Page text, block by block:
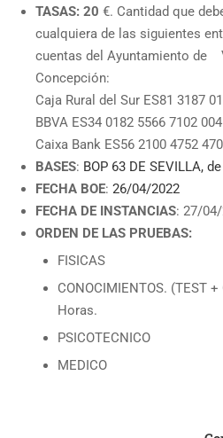
TASAS: 20 €. Cantidad que
cualquiera de las siguientes
cuentas del Ayuntamiento de
Concepción:
Caja Rural del Sur ES81 3187
BBVA ES34 0182 5566 7102
Caixa Bank ES56 2100 4752
BASES: BOP 63 DE SEVILLA,
FECHA BOE: 26/04/2022
FECHA DE INSTANCIAS: 27/
ORDEN DE LAS PRUEBAS:
FISICAS
CONOCIMIENTOS. (TEST
Horas.
PSICOTECNICO
MEDICO